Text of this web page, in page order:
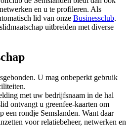
en u te profileren. Als
lid van onze Businessclub.
uitbreiden met diverse
U mag onbeperkt gebruik
met uw bedrijfsnaam in de hal
ontvangt u greenfee-kaarten om
een rondje Semslanden. Want daar
voor relatiebeheer, netwerken en